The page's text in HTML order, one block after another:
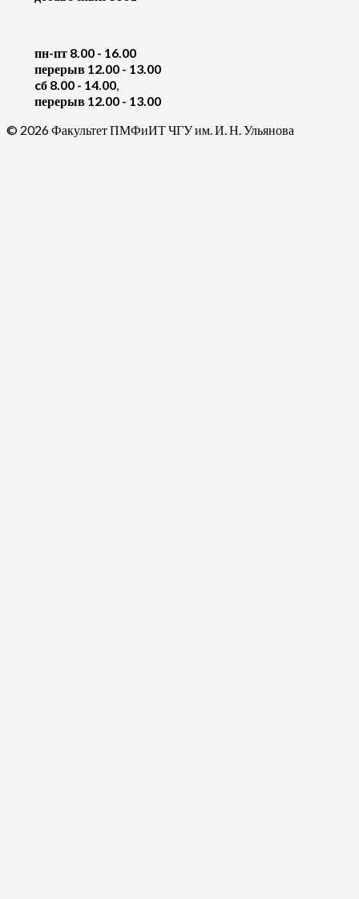
пн-пт 8.00 - 16.00
перерыв 12.00 - 13.00
cб 8.00 - 14.00,
перерыв 12.00 - 13.00
© 2026 Факультет ПМФиИТ ЧГУ им. И. Н. Ульянова